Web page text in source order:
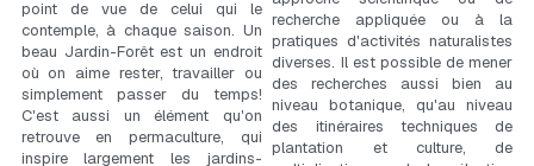
point de vue de celui qui le
contemple, à chaque saison. Un
beau Jardin-Forêt est un endroit
où on aime rester, travailler ou
simplement passer du temps!
C'est aussi un élément qu'on
retrouve en permaculture, qui
inspire largement les jardins-
recherche appliquée ou à la
pratiques d'activités naturalistes
diverses. Il est possible de mener
des recherches aussi bien au
niveau botanique, qu'au niveau
des itinéraires techniques de
plantation et culture, de